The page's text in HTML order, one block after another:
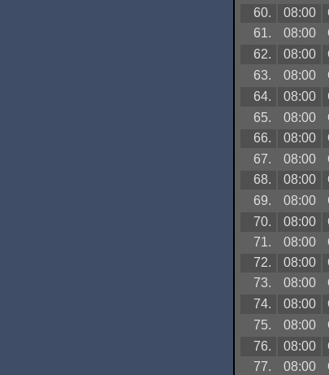
60.
08:00
61.
08:00
62.
08:00
63.
08:00
64.
08:00
65.
08:00
66.
08:00
67.
08:00
68.
08:00
69.
08:00
70.
08:00
71.
08:00
72.
08:00
73.
08:00
74.
08:00
75.
08:00
76.
08:00
77.
08:00